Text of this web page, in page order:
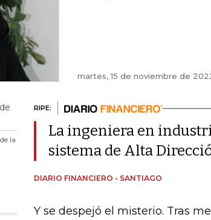
martes, 15 de noviembre de
la
RIPE:
La ingeniera en
sistema de Alta
DIARIO FINANCIERO - SANTIAGO
Y se despejó el misterio. Tras